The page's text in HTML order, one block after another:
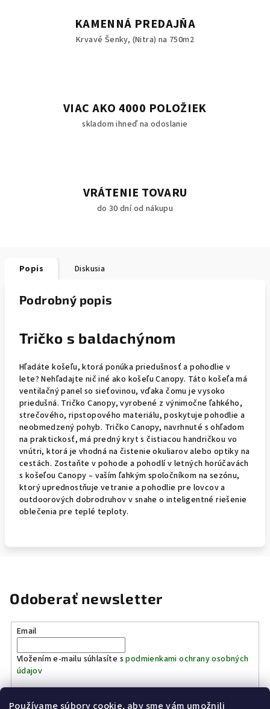
Používame súbory cookie, aby sme vám umožnili
KAMENNÁ PREDAJŇA
Krvavé Šenky, (Nitra) na 750m2
VIAC AKO 4000 POLOŽIEK
skladom ihneď na odoslanie
VRÁTENIE TOVARU
do 30 dní od nákupu
Popis Diskusia
Podrobný popis
Tričko s baldachýnom
Hľadáte košeľu, ktorá ponúka priedušnosť a pohodlie v
lete? Nehľadajte nič iné ako košeľu Canopy. Táto košeľa má
ventilačný panel so sieťovinou, vďaka čomu je vysoko
priedušná. Tričko Canopy, vyrobené z výnimočne ľahkého,
strečového, ripstopového materiálu, poskytuje pohodlie a
neobmedzený pohyb. Tričko Canopy, navrhnuté s ohľadom
na praktickosť, má predný kryt s čistiacou handričkou vo
vnútri, ktorá je vhodná na čistenie okuliarov alebo optiky na
cestách. Zostaňte v pohode a pohodlí v letných horúčavách
s košeľou Canopy – vaším ľahkým spoločníkom na sezónu,
ktorý uprednostňuje vetranie a pohodlie pre lovcov a
outdoorových dobrodruhov v snahe o inteligentné riešenie
oblečenia pre teplé teploty.
Odoberať newsletter
Email
Vložením e-mailu súhlasíte spodmienkami ochrany osobných
údajov
Prihlásiť sa